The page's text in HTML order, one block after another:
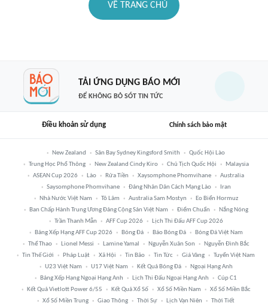
VỀ TRANG CHỦ
TẢI ỨNG DỤNG BÁO MỚI
ĐỂ KHÔNG BỎ SÓT TIN TỨC
Điều khoản sử dụng Chính sách bảo mật
New Zealand Sân Bay Sydney Kingsford Smith
Quốc Hội Lào
Trung Học Phổ Thông
New Zealand Cindy Kiro Chủ Tịch Quốc Hội
Malaysia
ASEAN Cup 2026
Lào Rửa Tiền Xaysomphone Phomvihane
Australia
Saysomphone Phomvihane
Đảng Nhân Dân Cách Mạng Lào
Iran
Nhà Nước Việt Nam
Tô Lâm Australia Sam Mostyn
Eo Biển Hormuz
Ban Chấp Hành Trung Ương Đảng Cộng Sản Việt Nam
Điểm Chuẩn
Nắng Nóng
Trần Thanh Mẫn
AFF Cup 2026
Lịch Thi Đấu AFF Cup 2026
Bảng Xếp Hạng AFF Cup 2026
Bóng Đá Báo Bóng Đá
Bóng Đá Việt Nam
Thể Thao
Lionel Messi Lamine Yamal Nguyễn Xuân Son
Nguyễn Đình Bắc
Tin Thế Giới
Pháp Luật Xã Hội Tin Bão Tin Tức Giá Vàng
Tuyển Việt Nam
U23 Việt Nam
U17 Việt Nam Kết Quả Bóng Đá
Ngoại Hạng Anh
Bảng Xếp Hạng Ngoại Hạng Anh
Lịch Thi Đấu Ngoại Hạng Anh
Cúp C1
Kết Quả Vietlott Power 6/55
Kết Quả Xổ Số Xổ Số Miền Nam
Xổ Số Miền Bắc
Xổ Số Miền Trung
Giao Thông Thời Sự Lịch Vạn Niên Thời Tiết